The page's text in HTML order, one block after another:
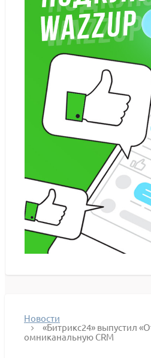
Новости
«Битрикс24» выпустил
омниканальную CRM